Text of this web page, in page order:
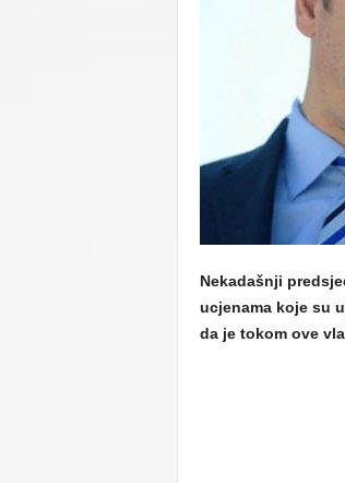
Nekadašnji
ucjenama koje su
da je tokom ove